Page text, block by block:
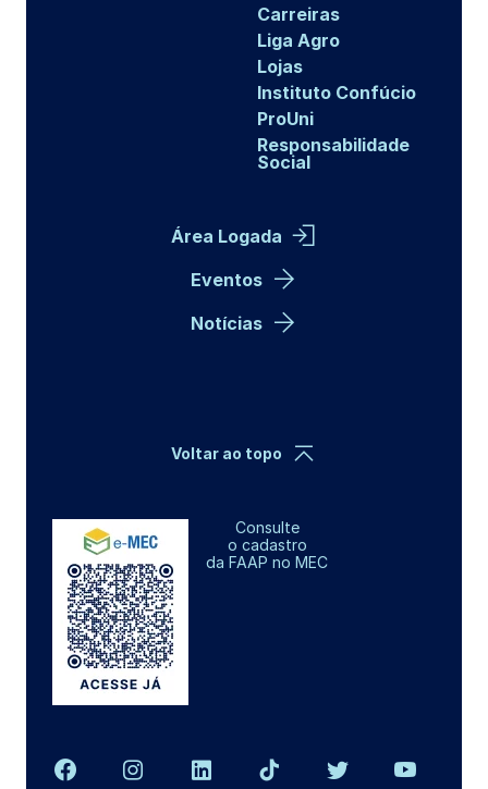
Carreiras
Liga Agro
Lojas
Instituto Confúcio
ProUni
Responsabilidade
Social
Área Logada
Eventos
Notícias
Consulte
o cadastro
da FAAP no MEC
Voltar ao topo